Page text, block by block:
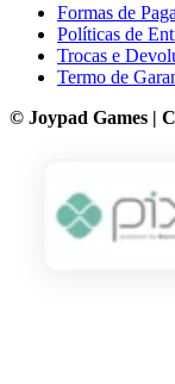
Formas de
Políticas de
Trocas e
Termo de
© Joypad Games |